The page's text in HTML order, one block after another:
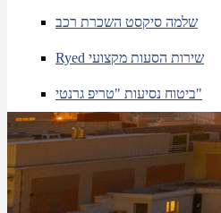
שלמה סיקסט השכרת רכב
Ryed שירות הסעות מקצועי
ביטוח נסיעות "טריפ גרנטי"